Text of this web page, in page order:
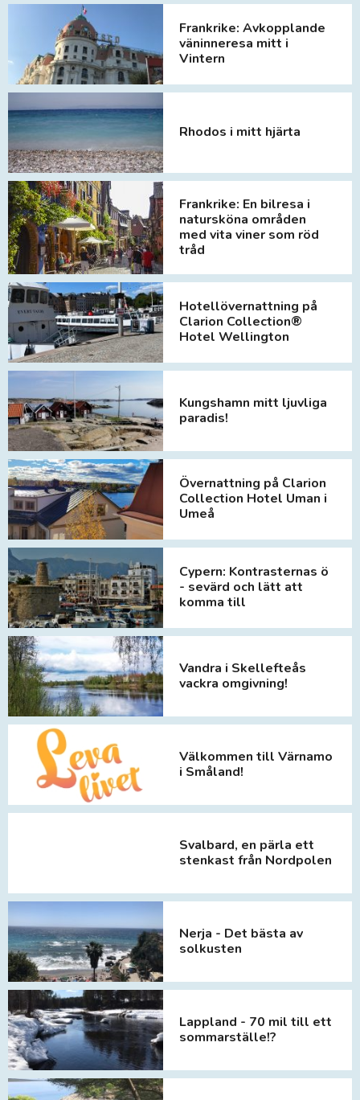
Frankrike: Avkopplande
väninneresa mitt i
Vintern
Rhodos i mitt hjärta
Frankrike: En bilresa i
natursköna områden
med vita viner som röd
tråd
Hotellövernattning på
Clarion Collection®
Hotel Wellington
Kungshamn mitt ljuvliga
paradis!
Övernattning på Clarion
Collection Hotel Uman i
Umeå
Cypern: Kontrasternas ö
- sevärd och lätt att
komma till
Vandra i Skellefteås
vackra omgivning!
Välkommen till Värnamo
i Småland!
Svalbard, en pärla ett
stenkast från Nordpolen
Nerja - Det bästa av
solkusten
Lappland - 70 mil till ett
sommarställe!?